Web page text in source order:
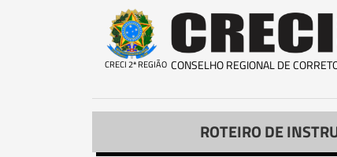
CRECI 2ª REGIÃO CONSELHO REGIONAL DE
ROTEIRO DE